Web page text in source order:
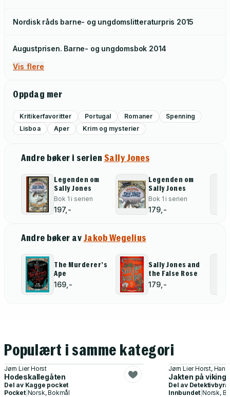
Nordisk råds barne- og ungdomslitteraturpris 2015
Augustprisen. Barne- og ungdomsbok 2014
Vis flere
Oppdag mer
Kritikerfavoritter Portugal Romaner
Spenning
Lisboa
Aper Krim og mysterier
Andre bøker i serien Sally Jones
Legenden om
Sally Jones
Bok 1 i serien
197,-
Legenden om
Sally Jones
Bok 1 i serien
179,-
Andre bøker avJakob Wegelius
The Murderer’s
Ape
169,-
Sally Jones and
the False Rose
179,-
Populært i samme kategori
Jørn Lier Horst
Hodeskallegåten
Del av Kagge pocket
Pocket| Norsk, Bokmål
Jørn Lier Horst,
Jakten på
Del av
Innbundet Norsk,